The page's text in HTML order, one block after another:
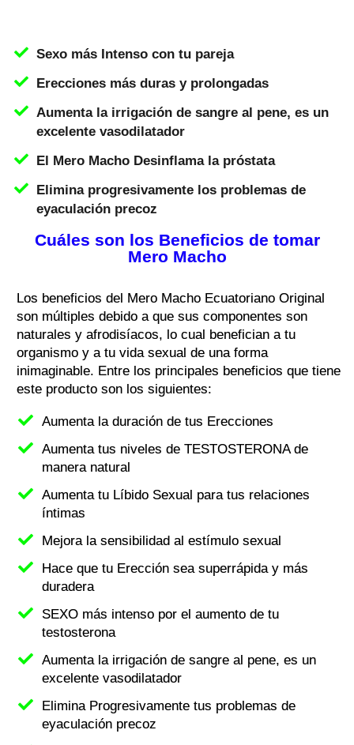
Sexo más Intenso con tu pareja
Erecciones más duras y prolongadas
Aumenta la irrigación de sangre al pene, es un
excelente vasodilatador
El Mero Macho Desinflama la próstata
Elimina progresivamente los problemas de
eyaculación precoz
Cuáles son los Beneficios de tomar
Mero Macho
Los beneficios del Mero Macho Ecuatoriano Original
son múltiples debido a que sus componentes son
naturales y afrodisíacos, lo cual benefician a tu
organismo y a tu vida sexual de una forma
inimaginable. Entre los principales beneficios que tiene
este producto son los siguientes:
Aumenta la duración de tus Erecciones
Aumenta tus niveles de TESTOSTERONA de
manera natural
Aumenta tu Líbido Sexual para tus relaciones
íntimas
Mejora la sensibilidad al estímulo sexual
Hace que tu Erección sea superrápida y más
duradera
SEXO más intenso por el aumento de tu
testosterona
Aumenta la irrigación de sangre al pene, es un
excelente vasodilatador
Elimina Progresivamente tus problemas de
eyaculación precoz